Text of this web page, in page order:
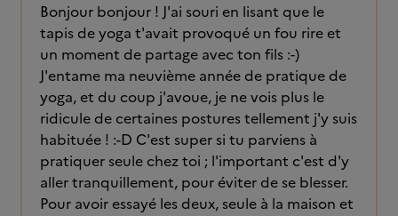
Bonjour bonjour ! J'ai souri en lisant que le
tapis de yoga t'avait provoqué un fou rire et
un moment de partage avec ton fils :-)
J'entame ma neuvième année de pratique de
yoga, et du coup j'avoue, je ne vois plus le
ridicule de certaines postures tellement j'y suis
habituée ! :-D C'est super si tu parviens à
pratiquer seule chez toi ; l'important c'est d'y
aller tranquillement, pour éviter de se blesser.
Pour avoir essayé les deux, seule à la maison et